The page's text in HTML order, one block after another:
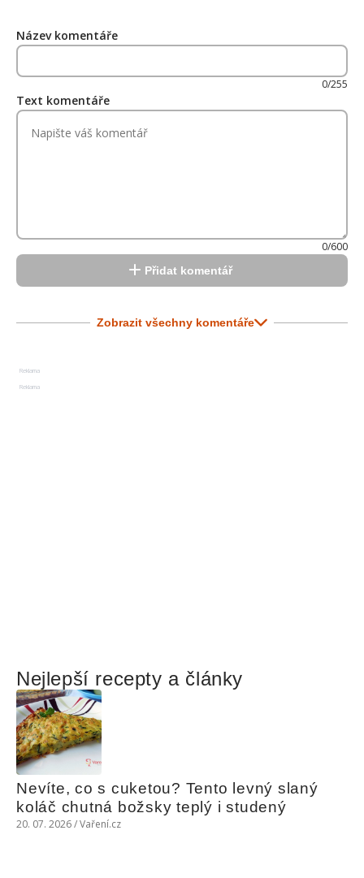
Název komentáře
0/255
Text komentáře
0/600
Přidat komentář
Zobrazit všechny komentáře
Reklama
Reklama
Nejlepší recepty a články
Nevíte, co s cuketou? Tento levný slaný
koláč chutná božsky teplý i studený
20. 07. 2026 / Vaření.cz